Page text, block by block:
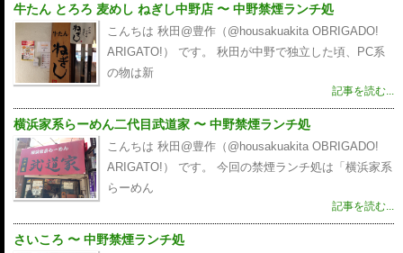
牛たん とろろ 麦めし ねぎし中野店 〜 中野禁煙ランチ処
こんちは 秋田@豊作（@housakuakita‎ OBRIGADO!
ARIGATO!） です。 秋田が中野で独立した頃、PC系
の物は新
記事を読む...
横浜家系らーめん二代目武道家 〜 中野禁煙ランチ処
こんちは 秋田@豊作（@housakuakita‎ OBRIGADO!
ARIGATO!） です。 今回の禁煙ランチ処は「横浜家系
らーめん
記事を読む...
さいころ 〜 中野禁煙ランチ処